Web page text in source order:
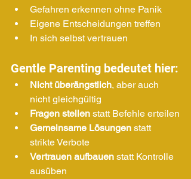
Gefahren erkennen ohne Panik
Eigene Entscheidungen treffen
In sich selbst vertrauen
Gentle Parenting bedeutet hier:
Nicht überängstlich, aber auch
nicht gleichgültig
Fragen stellen statt Befehle erteilen
Gemeinsame Lösungen statt
strikte Verbote
Vertrauen aufbauen statt Kontrolle
ausüben